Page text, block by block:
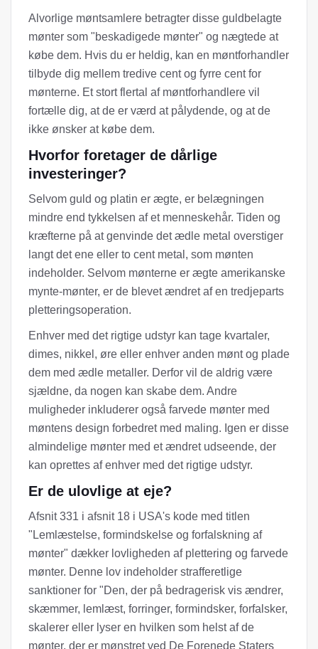
Alvorlige møntsamlere betragter disse guldbelagte
mønter som "beskadigede mønter" og nægtede at
købe dem. Hvis du er heldig, kan en møntforhandler
tilbyde dig mellem tredive cent og fyrre cent for
mønterne. Et stort flertal af møntforhandlere vil
fortælle dig, at de er værd at pålydende, og at de
ikke ønsker at købe dem.
Hvorfor foretager de dårlige
investeringer?
Selvom guld og platin er ægte, er belægningen
mindre end tykkelsen af ​​et menneskehår. Tiden og
kræfterne på at genvinde det ædle metal overstiger
langt det ene eller to cent metal, som mønten
indeholder. Selvom mønterne er ægte amerikanske
mynte-mønter, er de blevet ændret af en tredjeparts
pletteringsoperation.
Enhver med det rigtige udstyr kan tage kvartaler,
dimes, nikkel, øre eller enhver anden mønt og plade
dem med ædle metaller. Derfor vil de aldrig være
sjældne, da nogen kan skabe dem. Andre
muligheder inkluderer også farvede mønter med
møntens design forbedret med maling. Igen er disse
almindelige mønter med et ændret udseende, der
kan oprettes af enhver med det rigtige udstyr.
Er de ulovlige at eje?
Afsnit 331 i afsnit 18 i USA's kode med titlen
"Lemlæstelse, formindskelse og forfalskning af
mønter" dækker lovligheden af ​​plettering og farvede
mønter. Denne lov indeholder strafferetlige
sanktioner for "Den, der på bedragerisk vis ændrer,
skæmmer, lemlæst, forringer, formindsker, forfalsker,
skalerer eller lyser en hvilken som helst af de
mønter, der er mønstret ved De Forenede Staters